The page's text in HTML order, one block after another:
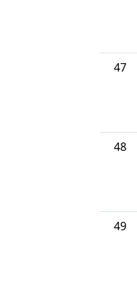
47
48
49